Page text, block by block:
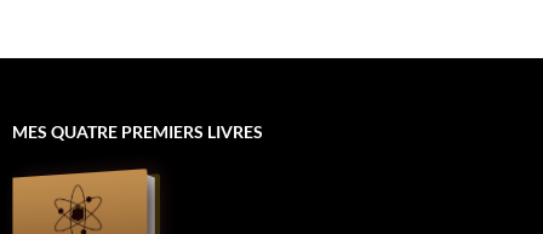
MES QUATRE PREMIERS LIVRES